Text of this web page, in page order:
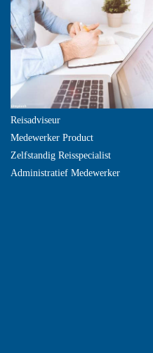
Reisadviseur
Medewerker Product
Zelfstandig Reisspecialist
Administratief Medewerker